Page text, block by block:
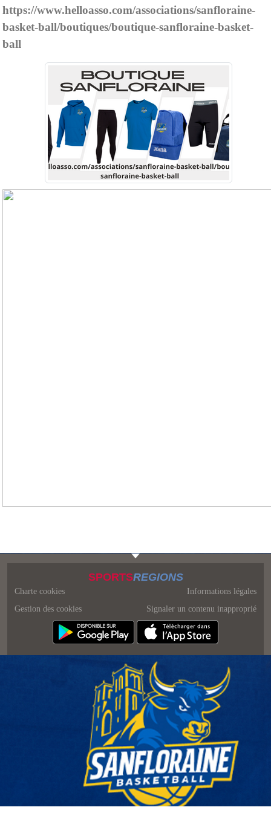
https://www.helloasso.com/associations/sanfloraine-
basket-ball/boutiques/boutique-sanfloraine-basket-
ball
SPORTSREGIONS
Charte cookies
Gestion des cookies
Informations légales
Signaler un contenu inapproprié